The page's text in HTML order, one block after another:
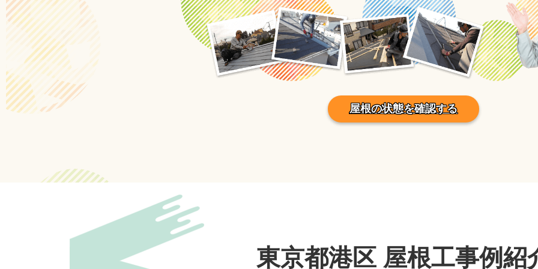
屋根の状態を確認する
東京都港区 屋根工事例紹